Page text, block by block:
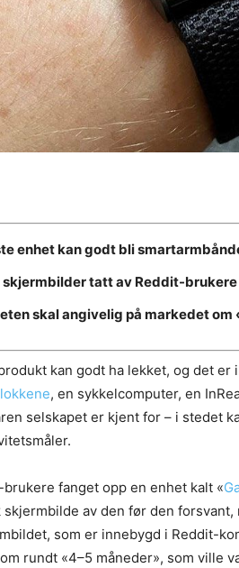
enhet kan godt bli
skjermbilder tatt av Reddit-
skal angivelig på markedet om
kan godt ha lekket, og det
, en sykkelcomputer, en
selskapet er kjent for – i stedet
fanget opp en enhet kalt «
av den før den forsvant,
som er innebygd i Reddit-
rundt «4–5 måneder», som ville